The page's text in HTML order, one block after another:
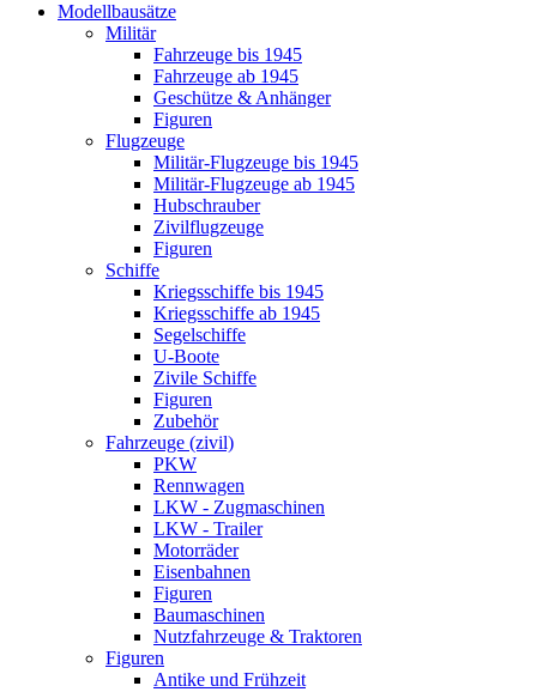
Modellbausätze
Militär
Fahrzeuge bis 1945
Fahrzeuge ab 1945
Geschütze & Anhänger
Figuren
Flugzeuge
Militär-Flugzeuge bis 1945
Militär-Flugzeuge ab 1945
Hubschrauber
Zivilflugzeuge
Figuren
Schiffe
Kriegsschiffe bis 1945
Kriegsschiffe ab 1945
Segelschiffe
U-Boote
Zivile Schiffe
Figuren
Zubehör
Fahrzeuge (zivil)
PKW
Rennwagen
LKW - Zugmaschinen
LKW - Trailer
Motorräder
Eisenbahnen
Figuren
Baumaschinen
Nutzfahrzeuge & Traktoren
Figuren
Antike und Frühzeit